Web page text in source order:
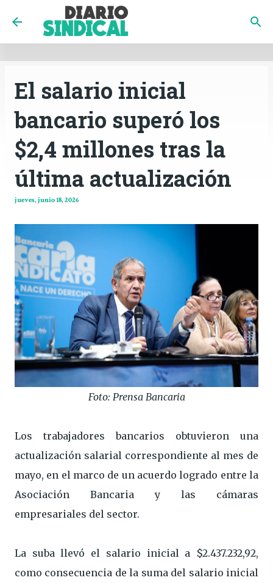
INICIO CÓRDOBA
Ir al contenido principal
El salario inicial
bancario superó los
$2,4 millones tras la
última actualización
jueves, junio 18, 2026
Foto: Prensa Bancaria
Los trabajadores bancarios obtuvieron una
actualización salarial correspondiente al mes de
mayo, en el marco de un acuerdo logrado entre la
Asociación Bancaria y las cámaras
empresariales del sector.
La suba llevó el salario inicial a $2.437.232,92,
como consecuencia de la suma del salario inicial